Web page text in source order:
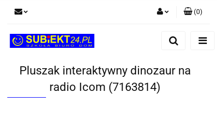
Dodaj zgłoszenie
(0)
Pluszak interaktywny dinozaur na
radio Icom (7163814)